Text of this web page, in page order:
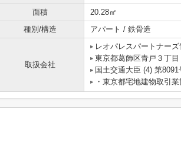
面積
20.28㎡
種別/構造
アパート / 鉄骨造
取扱会社
レオパレスパートナー
東京都葛飾区青戸３丁
国土交通大臣 (4) 第8091
・東京都宅地建物取引